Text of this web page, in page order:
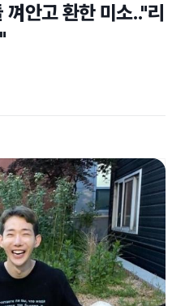
안고 환한 미소.."리